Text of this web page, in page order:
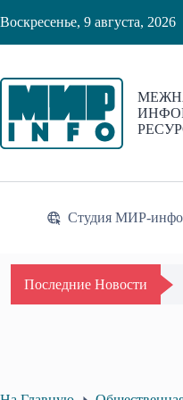
к
Воскресенье, 9 августа, 2026
Студия МИР-инфо
Последние Новости